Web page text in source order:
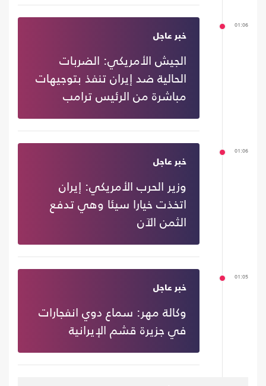
01:06
خبر عاجل
الجيش الأمريكي: الضربات
الحالية ضد إيران تنفذ بتوجيهات
مباشرة من الرئيس ترامب
01:06
خبر عاجل
وزير الحرب الأمريكي: إيران
اتخذت خيارا سيئا وهي تدفع
الثمن الآن
01:05
خبر عاجل
وكالة مهر: سماع دوي انفجارات
في جزيرة قشم الإيرانية